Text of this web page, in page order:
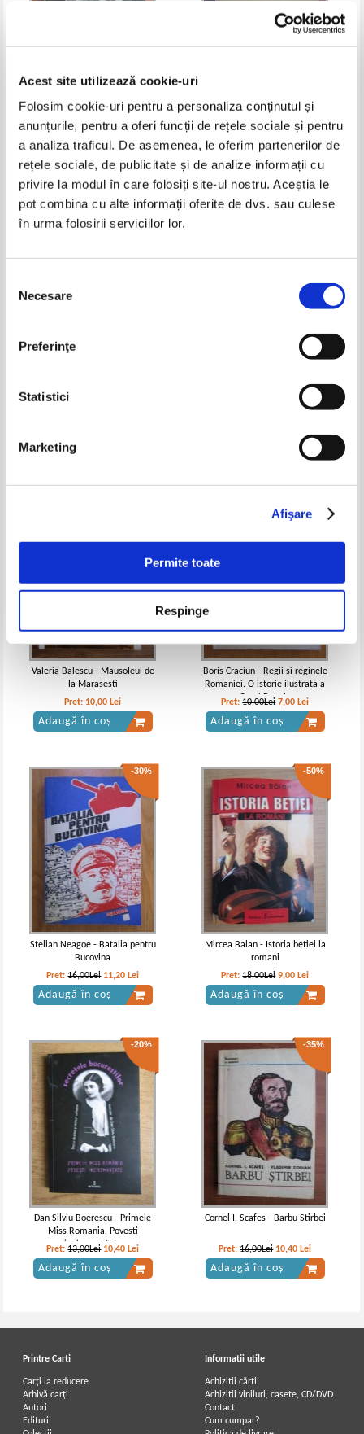
Acest site utilizează cookie-uri
Folosim cookie-uri pentru a personaliza conținutul și
anunțurile, pentru a oferi funcții de rețele sociale și pentru
a analiza traficul. De asemenea, le oferim partenerilor de
rețele sociale, de publicitate și de analize informații cu
privire la modul în care folosiți site-ul nostru. Aceștia le
pot combina cu alte informații oferite de dvs. sau culese
în urma folosirii serviciilor lor.
consimțământului
Necesare
Preferinţe
Statistici
Marketing
Afişare
Permite toate
Respinge
C. Gane - Trecute vieti de
Adaugă în coș
Anuarul Institutului de istorie si
(tomul XX, 1977)
21,00Lei
-60%
Revista Viata Romaneasca, nr.
Adaugă în coș
Dan Badea - Averea
presedintelui. Conturile
Valeria Balescu - Mausoleul de
la Marasesti
Pret: 10,00 Lei
Adaugă în coș
Boris Craciun - Regii si reginele
Romaniei. O istorie ilustrata a
Casei Regale
Pret:10,00Lei 7,00 Lei
Adaugă în coș
-30%
Stelian Neagoe - Batalia pentru
Bucovina
Pret:16,00Lei 11,20 Lei
Adaugă în coș
-50%
Mircea Balan - Istoria betiei la
romani
Pret:18,00Lei 9,00 Lei
Adaugă în coș
-20%
Dan Silviu Boerescu - Primele
Miss Romania. Povesti
(ne)romantate
Pret:13,00Lei 10,40 Lei
Adaugă în coș
-35%
Cornel I. Scafes - Barbu Stirbei
Pret:16,00Lei 10,40 Lei
Adaugă în coș
Printre Carti
Carți la reducere
Arhivă carți
Autori
Edituri
Informatii utile
Achizitii cărți
Achizitii viniluri, casete, CD/DVD
Contact
Cum cumpar?